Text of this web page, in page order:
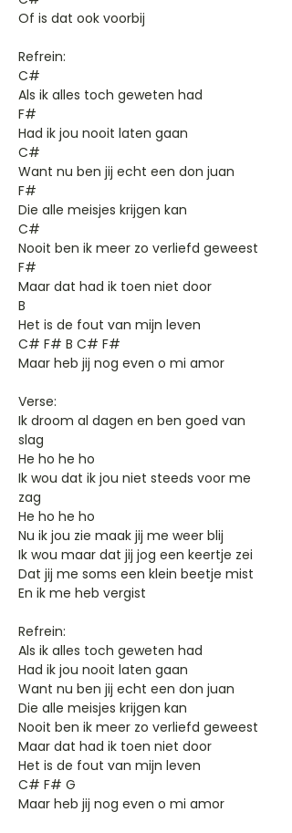
Of is dat ook voorbij
Refrein:
C#
Als ik alles toch geweten had
F#
Had ik jou nooit laten gaan
C#
Want nu ben jij echt een don juan
F#
Die alle meisjes krijgen kan
C#
Nooit ben ik meer zo verliefd geweest
F#
Maar dat had ik toen niet door
B
Het is de fout van mijn leven
C# F# B C# F#
Maar heb jij nog even o mi amor
Verse:
Ik droom al dagen en ben goed van
slag
He ho he ho
Ik wou dat ik jou niet steeds voor me
zag
He ho he ho
Nu ik jou zie maak jij me weer blij
Ik wou maar dat jij jog een keertje zei
Dat jij me soms een klein beetje mist
En ik me heb vergist
Refrein:
Als ik alles toch geweten had
Had ik jou nooit laten gaan
Want nu ben jij echt een don juan
Die alle meisjes krijgen kan
Nooit ben ik meer zo verliefd geweest
Maar dat had ik toen niet door
Het is de fout van mijn leven
C# F# G
Maar heb jij nog even o mi amor